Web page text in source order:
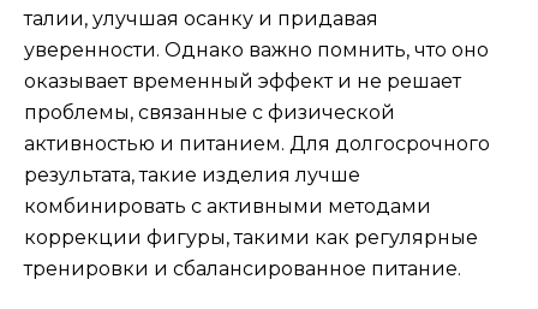
талии, улучшая осанку и придавая
уверенности. Однако важно помнить, что оно
оказывает временный эффект и не решает
проблемы, связанные с физической
активностью и питанием. Для долгосрочного
результата, такие изделия лучше
комбинировать с активными методами
коррекции фигуры, такими как регулярные
тренировки и сбалансированное питание.